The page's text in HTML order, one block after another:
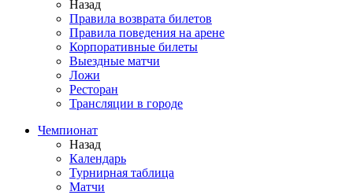
Назад
Правила возврата билетов
Правила поведения на арене
Корпоративные билеты
Выездные матчи
Ложи
Ресторан
Трансляции в городе
Чемпионат
Назад
Календарь
Турнирная таблица
Матчи